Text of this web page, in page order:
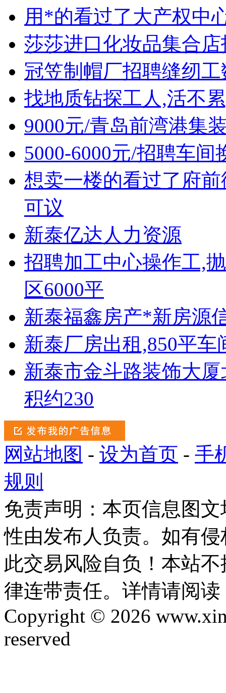
用*的看过了大产权中
莎莎进口化妆品集合
冠笠制帽厂招聘缝纫
找地质钻探工人,活不
9000元/青岛前湾港集
5000-6000元/招聘车间
想卖一楼的看过了府
可议
新泰亿达人力资源
招聘加工中心操作工,
区6000平
新泰福鑫房产*新房源
新泰厂房出租,850平
新泰市金斗路装饰大
积约230
网站地图 - 设为首页 - 手
规则
免责声明：本页信息图
性由发布人负责。如有
此交易风险自负！本站
律连带责任。详情请阅读
Copyright © 2026
reserved